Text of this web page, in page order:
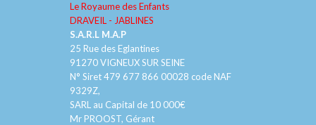
Le Royaume des Enfants
DRAVEIL - JABLINES
S.A.R.L M.A.P
25 Rue des Eglantines
91270 VIGNEUX SUR SEINE
N° Siret 479 677 866 00028 code NAF
9329Z,
SARL au Capital de 10 000€
Mr PROOST, Gérant